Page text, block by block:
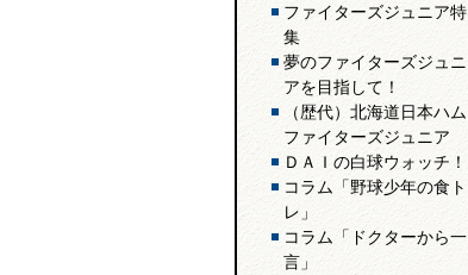
ファイターズジュニア特
集
夢のファイターズジュニ
アを目指して！
（歴代）北海道日本ハム
ファイターズジュニア
ＤＡＩの白球ウォッチ！
コラム「野球少年の食ト
レ」
コラム「ドクターから一
言」